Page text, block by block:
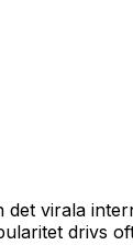
virala
drivs